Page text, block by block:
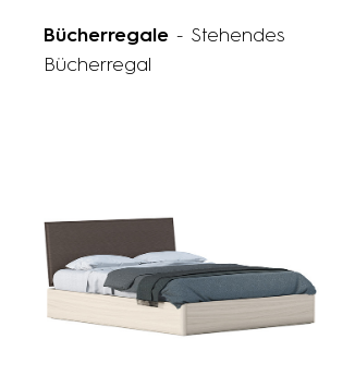
Bücherregale - Stehendes
Bücherregal